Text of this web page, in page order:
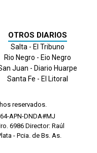
OTROS DIARIOS
Salta - El Tribuno
Rio Negro - Eio Negro
Juan - Diario Huarpe
Santa Fe - El Litoral
reservados.
APN-DNDA#MJ
6986 Director: Raúl
- Pcia. de Bs. As.